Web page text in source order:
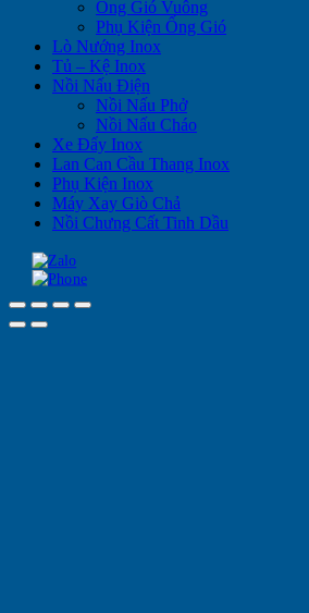
Ống Gió Vuông
Phụ Kiện Ống Gió
Lò Nướng Inox
Tủ – Kệ Inox
Nồi Nấu Điện
Nồi Nấu Phở
Nồi Nấu Cháo
Xe Đẩy Inox
Lan Can Cầu Thang Inox
Phụ Kiện Inox
Máy Xay Giò Chả
Nồi Chưng Cất Tinh Dầu